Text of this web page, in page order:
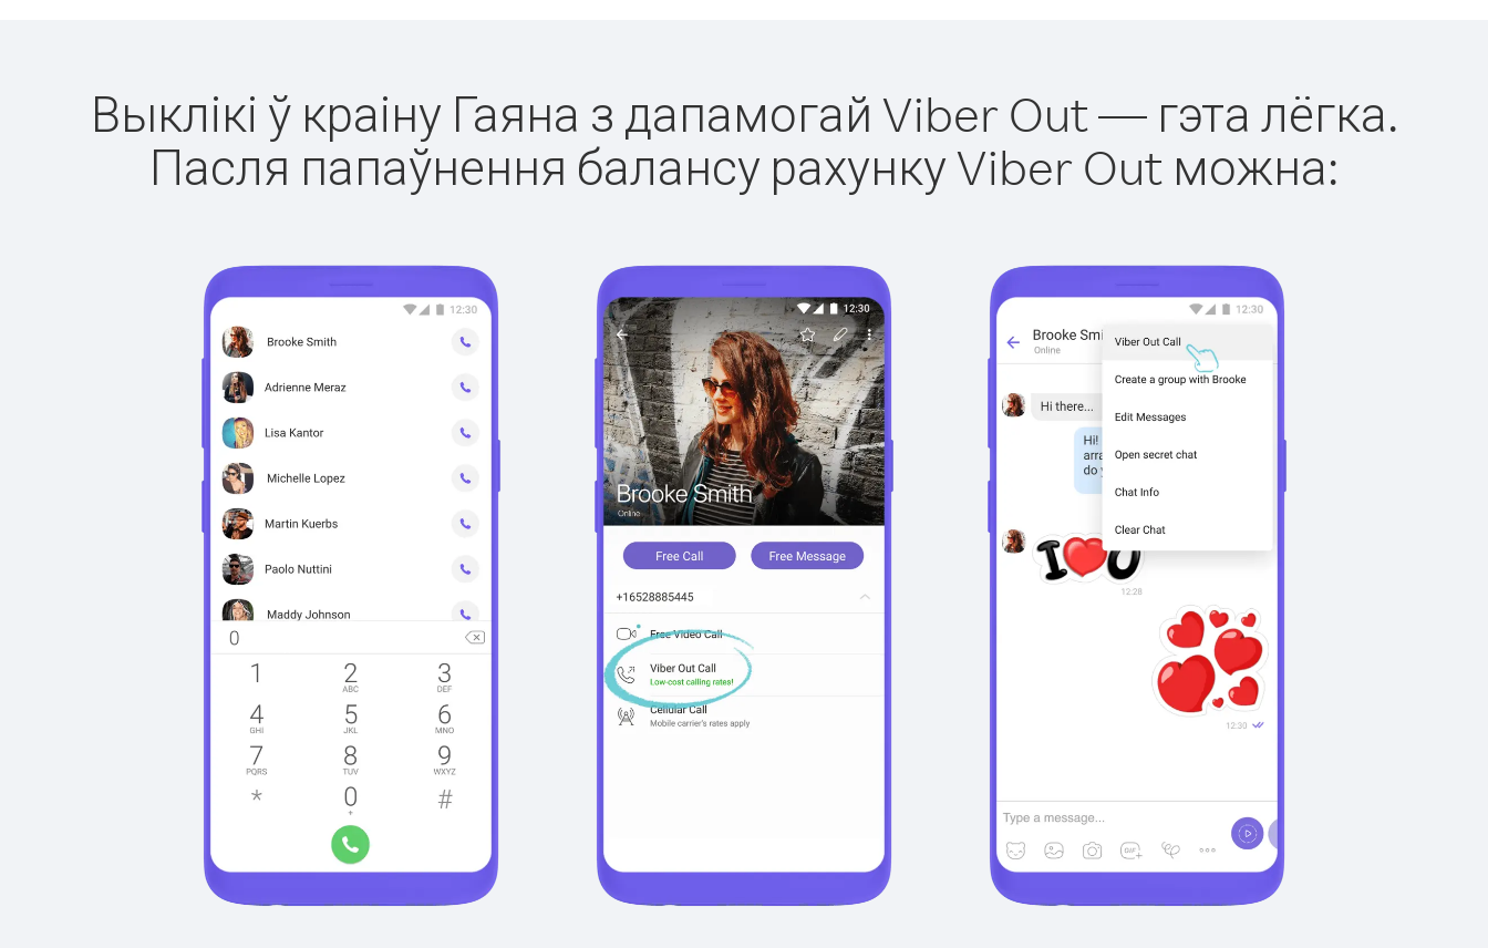
Выклікі ў краіну Гаяна з дапамогай Viber Out — гэта лёгка.
Пасля папаўнення балансу рахунку Viber Out можна: